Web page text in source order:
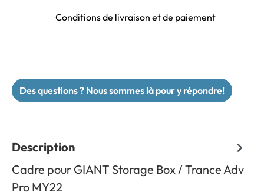
Conditions de livraison et de paiement
Des questions ? Nous sommes là pour y répondre!
Description
Cadre pour GIANT Storage Box / Trance Adv
Pro MY22